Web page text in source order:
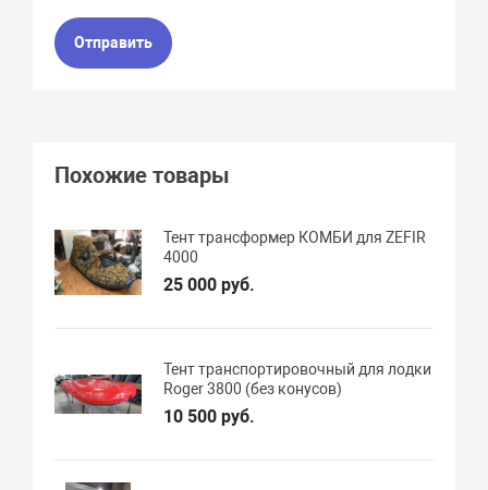
Отправить
Похожие товары
Тент трансформер КОМБИ для ZEFIR
4000
25 000 руб.
Тент транспортировочный для лодки
Roger 3800 (без конусов)
10 500 руб.